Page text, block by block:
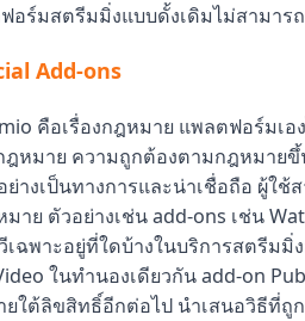
ร์มสตรีมมิ่งแบบดั้งเดิมไม่สามาร
Add-ons
คือเรื่องกฎหมาย แพลตฟอร์มเอ
ฎหมาย ความถูกต้องตามกฎหมาย
างเป็นทางการและน่าเชื่อถือ ผู้ใช้
าย ตัวอย่างเช่น add-ons เช่น
พาะอยู่ที่ใดบ้างในบริการสตรีมมิ่ง
ในทำนองเดียวกัน add-on
ใต้ลิขสิทธิ์อีกต่อไป นำเสนอวิธีที่ถู